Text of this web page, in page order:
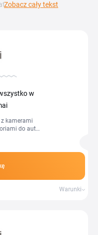
modułami GPS,
niż w stacjonarnym
kupony i
akcesoria lub całe
koszyka 70mai i
złożeniem
Zobacz cały tekst
w
kamerami
do auta:
Warunki